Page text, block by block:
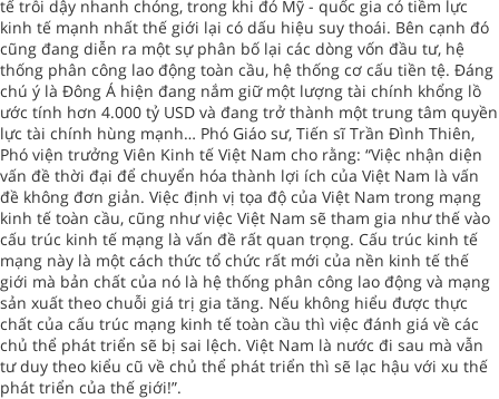
tế trỗi dậy nhanh chóng, trong khi đó Mỹ - quốc gia có tiềm lực
kinh tế mạnh nhất thế giới lại có dấu hiệu suy thoái. Bên cạnh đó
cũng đang diễn ra một sự phân bố lại các dòng vốn đầu tư, hệ
thống phân công lao động toàn cầu, hệ thống cơ cấu tiền tệ. Đáng
chú ý là Đông Á hiện đang nắm giữ một lượng tài chính khổng lồ
ước tính hơn 4.000 tỷ USD và đang trở thành một trung tâm quyền
lực tài chính hùng mạnh… Phó Giáo sư, Tiến sĩ Trần Đình Thiên,
Phó viện trưởng Viên Kinh tế Việt Nam cho rằng: “Việc nhận diện
vấn đề thời đại để chuyển hóa thành lợi ích của Việt Nam là vấn
đề không đơn giản. Việc định vị tọa độ của Việt Nam trong mạng
kinh tế toàn cầu, cũng như việc Việt Nam sẽ tham gia như thế vào
cấu trúc kinh tế mạng là vấn đề rất quan trọng. Cấu trúc kinh tế
mạng này là một cách thức tổ chức rất mới của nền kinh tế thế
giới mà bản chất của nó là hệ thống phân công lao động và mạng
sản xuất theo chuỗi giá trị gia tăng. Nếu không hiểu được thực
chất của cấu trúc mạng kinh tế toàn cầu thì việc đánh giá về các
chủ thể phát triển sẽ bị sai lệch. Việt Nam là nước đi sau mà vẫn
tư duy theo kiểu cũ về chủ thể phát triển thì sẽ lạc hậu với xu thế
phát triển của thế giới!”.